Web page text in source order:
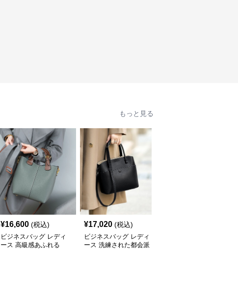
もっと見る
¥16,600 (税込)
ビジネスバッグ レディ
ース 高級感あふれる
¥17,020 (税込)
ビジネスバッグ レディ
ース 洗練された都会派